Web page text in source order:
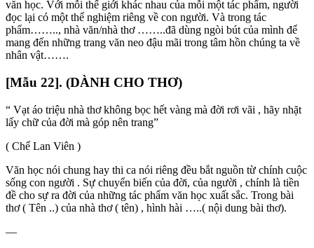
văn học. Với mỗi thế giới khác nhau của mỗi một tác phẩm, người
đọc lại có một thể nghiệm riêng về con người. Và trong tác
phẩm…….., nhà văn/nhà thơ ……..đã dùng ngòi bút của mình để
mang đến những trang văn neo đậu mãi trong tâm hồn chúng ta về
nhân vật…….
[Mẫu 22]. (DÀNH CHO THƠ)
“ Vạt áo triệu nhà thơ không bọc hết vàng mà đời rơi vãi , hãy nhặt
lấy chữ của đời mà góp nên trang”
( Chế Lan Viên )
Văn học nói chung hay thi ca nói riêng đều bắt nguồn từ chính cuộc
sống con người . Sự chuyển biến của đời, của người , chính là tiền
đề cho sự ra đời của những tác phẩm văn học xuất sắc. Trong bài
thơ ( Tên ..) của nhà thơ ( tên) , hình hài …..( nội dung bài thơ).
—